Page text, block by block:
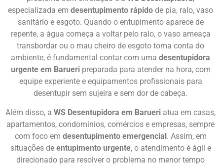
especializada em desentupimento rápido de pia, ralo, vaso
sanitário e esgoto. Quando o entupimento aparece de
repente, a água começa a voltar pelo ralo, o vaso ameaça
transbordar ou o mau cheiro de esgoto toma conta do
ambiente, é fundamental contar com uma desentupidora
urgente em Barueripreparada para atender na hora, com
equipe experiente e equipamentos profissionais para
desentupir sem sujeira e sem dor de cabeça.
Além disso, a WS Desentupidora em Barueri atua em casas,
apartamentos, condomínios, comércios e empresas, sempre
com foco em desentupimento emergencial. Assim, em
situações de entupimento urgente, o atendimento é ágil e
direcionado para resolver o problema no menor tempo